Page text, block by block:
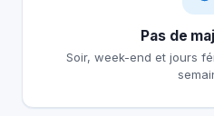
Pas de
Soir, week-end et jours